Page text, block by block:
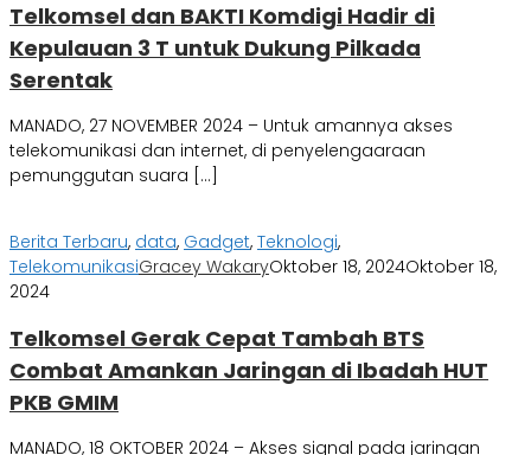
Telkomsel dan BAKTI Komdigi Hadir di
Kepulauan 3 T untuk Dukung Pilkada
Serentak
MANADO, 27 NOVEMBER 2024 – Untuk amannya akses
telekomunikasi dan internet, di penyelengaaraan
pemunggutan suara […]
Berita Terbaru, data, Gadget, Teknologi,
TelekomunikasiGracey WakaryOktober 18, 2024Oktober 18,
2024
Telkomsel Gerak Cepat Tambah BTS
Combat Amankan Jaringan di Ibadah HUT
PKB GMIM
MANADO, 18 OKTOBER 2024 – Akses signal pada jaringan